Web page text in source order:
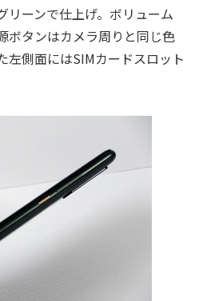
ーンで仕上げ。ボリューム
ボタンはカメラ周りと同じ色
左側面にはSIMカードスロット